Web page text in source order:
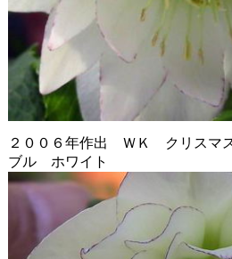
２００６年作出 ＷＫ クリスマ
ブル ホワイト